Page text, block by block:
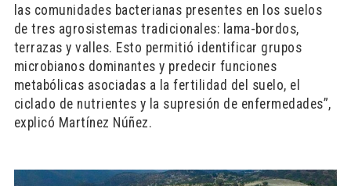
las comunidades bacterianas presentes en los suelos
de tres agrosistemas tradicionales: lama-bordos,
terrazas y valles. Esto permitió identificar grupos
microbianos dominantes y predecir funciones
metabólicas asociadas a la fertilidad del suelo, el
ciclado de nutrientes y la supresión de enfermedades”,
explicó Martínez Núñez.